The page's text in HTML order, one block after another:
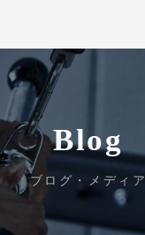
Blog
ブログ・メディア